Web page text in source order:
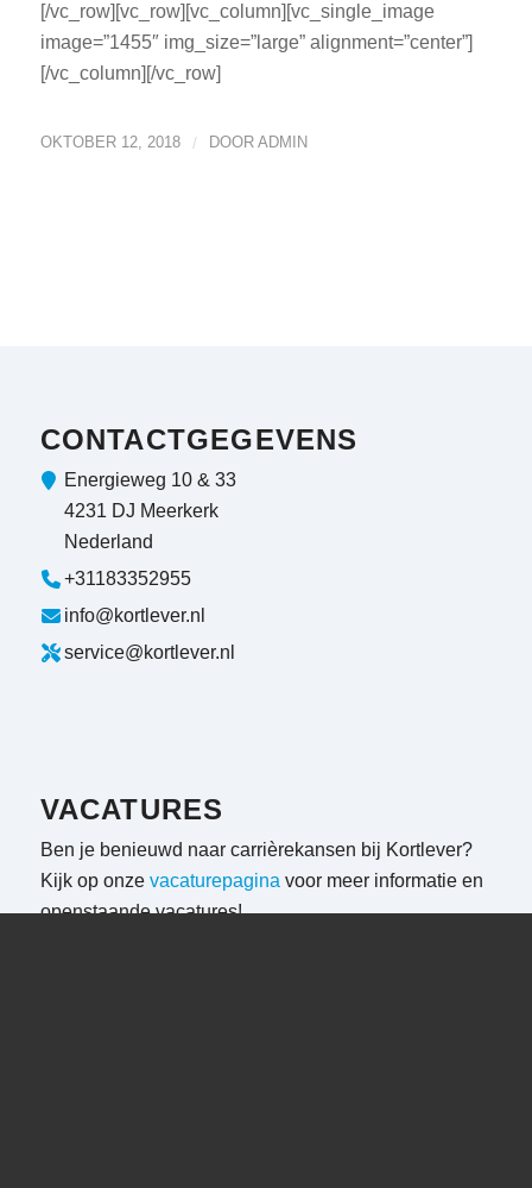
[/vc_row][vc_row][vc_column][vc_single_image
image=”1455″ img_size=”large” alignment=”center”]
[/vc_column][/vc_row]
OKTOBER 12, 2018 / DOOR ADMIN
CONTACTGEGEVENS
Energieweg 10 & 33
4231 DJ Meerkerk
Nederland
+31183352955
info@kortlever.nl
service@kortlever.nl
VACATURES
Ben je benieuwd naar carrièrekansen bij Kortlever?
Kijk op onze vacaturepagina voor meer informatie en
openstaande vacatures!